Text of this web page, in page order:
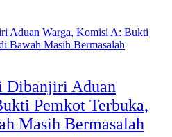
Dibanjiri Aduan
Pemkot Terbuka,
Masih Bermasalah